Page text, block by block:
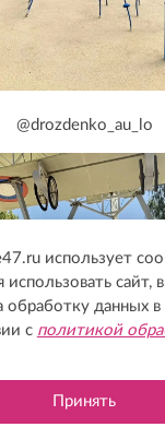
@drozdenko_au_lo
использует
сайт,
обработку данных в
с политикой
Принять